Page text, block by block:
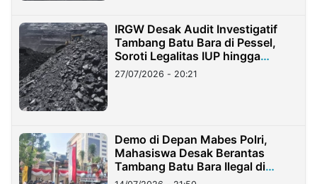
IRGW Desak Audit Investigatif
Tambang Batu Bara di Pessel,
Soroti Legalitas IUP hingga
Stockpile
27/07/2026 - 20:21
Demo di Depan Mabes Polri,
Mahasiswa Desak Berantas
Tambang Batu Bara Ilegal di
Lampung